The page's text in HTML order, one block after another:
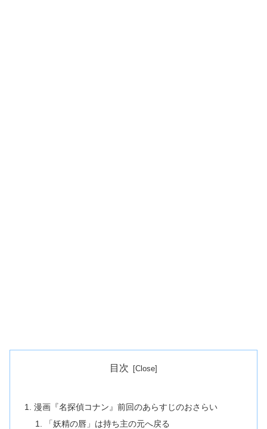
目次
漫画『名探偵コナン』前回のあらすじのおさらい
「妖精の唇」は持ち主の元へ戻る